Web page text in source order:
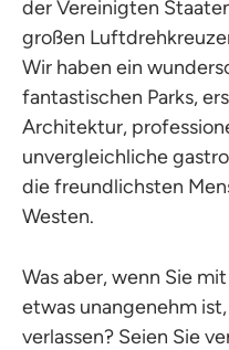
der Vereinigten
großen
Wir haben ein
fantastischen Parks,
Architektur,
unvergleichliche
die freundlichsten
Westen.
Was aber, wenn Sie
etwas unangenehm
verlassen? Seien Sie